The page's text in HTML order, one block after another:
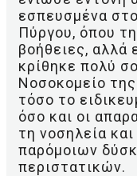
εσπευσμένα
Πύργου, όπου
βοήθειες, αλλά
κρίθηκε πολύ
Νοσοκομείο
τόσο το
όσο και οι
τη νοσηλεία
παρόμοιων
περιστατικών.